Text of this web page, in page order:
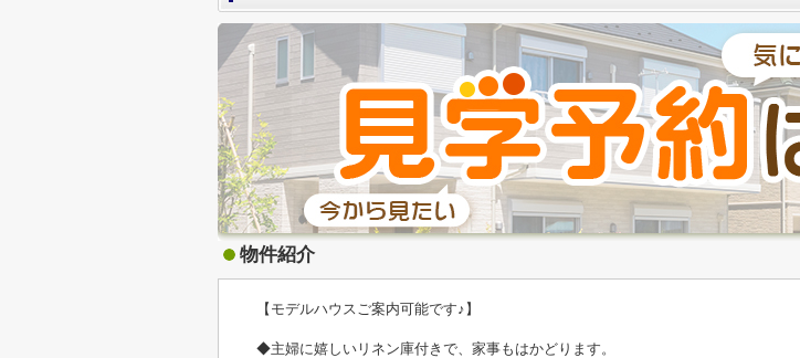
物件紹介
【モデルハウスご案内可能です♪】
◆主婦に嬉しいリネン庫付きで、家事もはかどります。